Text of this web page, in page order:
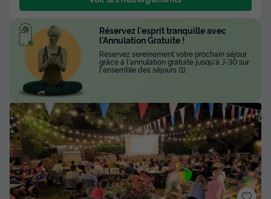
Réservez l'esprit tranquille avec
l'Annulation Gratuite !
Réservez sereinement votre prochain séjour
grâce à l'annulation gratuite jusqu'à J-30 sur
l'ensemble des séjours (1).